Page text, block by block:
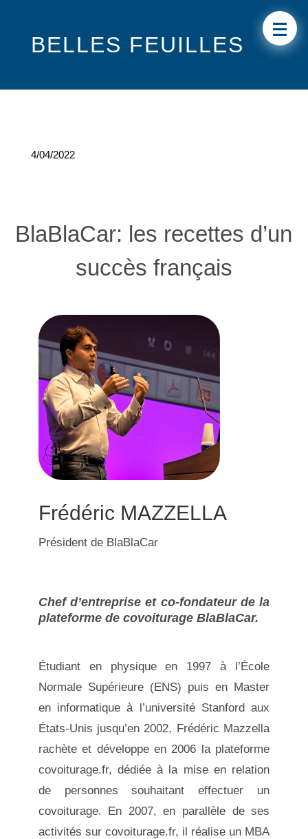
BELLES FEUILLES
4/04/2022
BlaBlaCar: les recettes d’un
succès français
Frédéric MAZZELLA
Président de BlaBlaCar
Chef d’entreprise et co-fondateur de la
plateforme de covoiturage BlaBlaCar.
Étudiant en physique en 1997 à l’École
Normale Supérieure (ENS) puis en Master
en informatique à l’université Stanford aux
États-Unis jusqu’en 2002, Frédéric Mazzella
rachète et développe en 2006 la plateforme
covoiturage.fr, dédiée à la mise en relation
de personnes souhaitant effectuer un
covoiturage. En 2007, en parallèle de ses
activités sur covoiturage.fr, il réalise un MBA